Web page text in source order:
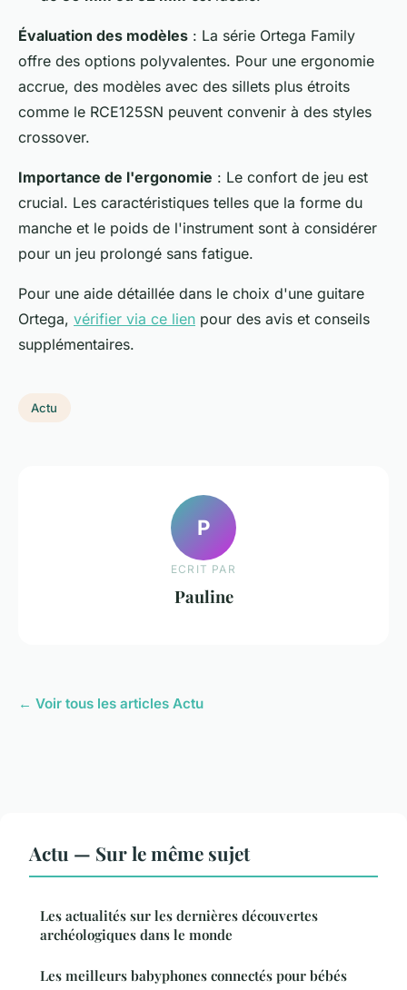
Évaluation des modèles : La série Ortega Family
offre des options polyvalentes. Pour une ergonomie
accrue, des modèles avec des sillets plus étroits
comme le RCE125SN peuvent convenir à des styles
crossover.
Importance de l'ergonomie : Le confort de jeu est
crucial. Les caractéristiques telles que la forme du
manche et le poids de l'instrument sont à considérer
pour un jeu prolongé sans fatigue.
Pour une aide détaillée dans le choix d'une guitare
Ortega, vérifier via ce lien pour des avis et conseils
supplémentaires.
Actu
P
ECRIT PAR
Pauline
← Voir tous les articles Actu
Actu — Sur le même sujet
Les actualités sur les dernières découvertes
archéologiques dans le monde
Les meilleurs babyphones connectés pour bébés